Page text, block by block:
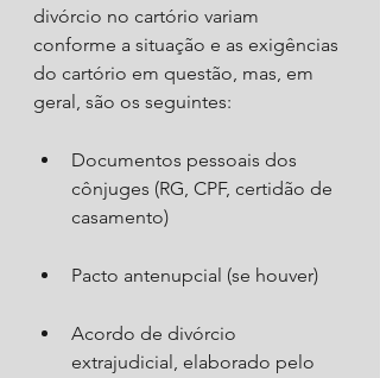
divórcio no cartório variam
conforme a situação e as exigências
do cartório em questão, mas, em
geral, são os seguintes:
Documentos pessoais dos
cônjuges (RG, CPF, certidão de
casamento)
Pacto antenupcial (se houver)
Acordo de divórcio
extrajudicial, elaborado pelo